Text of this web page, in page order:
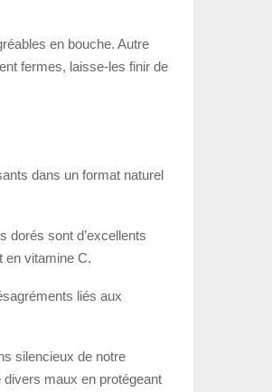
en bouche. Autre
fermes, laisse-les finir de
dans un format naturel
dorés sont d’excellents
en vitamine C.
liés aux
silencieux de notre
maux en protégeant